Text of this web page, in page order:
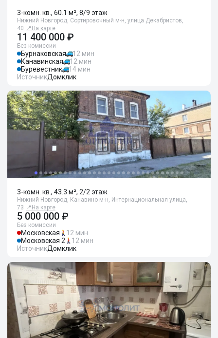
3-комн. кв., 60.1 м², 8/9 этаж
Нижний Новгород, Сортировочный м-н, улица Декабристов,
40 📍 На карте
11 400 000 ₽
Без комиссии
Бурнаковская
12 мин
Канавинская
12 мин
Буревестник
14 мин
ИсточникДомклик
3-комн. кв., 43.3 м², 2/2 этаж
Нижний Новгород, Канавино м-н, Интернациональная улица,
73 📍 На карте
5 000 000 ₽
Без комиссии
Московская
12 мин
Московская 2
12 мин
ИсточникДомклик